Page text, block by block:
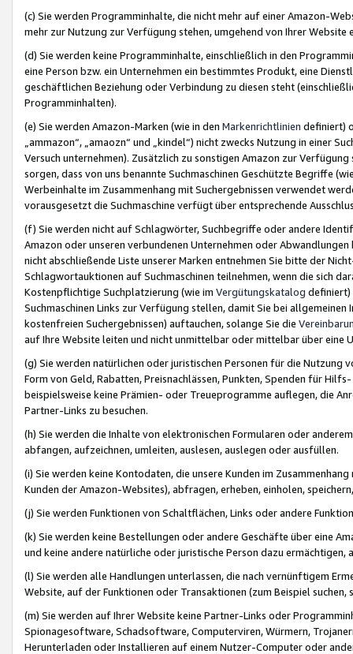
(c) Sie werden Programminhalte, die nicht mehr auf einer Amazon-
mehr zur Nutzung zur Verfügung stehen, umgehend von Ihrer
(d) Sie werden keine Programminhalte, einschließlich in den
eine Person bzw. ein Unternehmen ein bestimmtes Produkt, eine
geschäftlichen Beziehung oder Verbindung zu diesen steht
Programminhalten).
(e) Sie werden Amazon-Marken (wie in den Markenrichtlinien definiert)
„ammazon“, „amaozn“ und „kindel“) nicht zwecks Nutzung in einer
Versuch unternehmen). Zusätzlich zu sonstigen Amazon zur
sorgen, dass von uns benannte Suchmaschinen Geschützte Begriffe
Werbeinhalte im Zusammenhang mit Suchergebnissen verwendet
vorausgesetzt die Suchmaschine verfügt über entsprechende
(f) Sie werden nicht auf Schlagwörter, Suchbegriffe oder andere
Amazon oder unseren verbundenen Unternehmen oder
nicht abschließende Liste unserer Marken entnehmen Sie bitte der
Schlagwortauktionen auf Suchmaschinen teilnehmen, wenn die sich
Kostenpflichtige Suchplatzierung (wie im Vergütungskatalog definiert)
Suchmaschinen Links zur Verfügung stellen, damit Sie bei
kostenfreien Suchergebnissen) auftauchen, solange Sie die
auf Ihre Website leiten und nicht unmittelbar oder mittelbar über eine
(g) Sie werden natürlichen oder juristischen Personen für die Nutzung
Form von Geld, Rabatten, Preisnachlässen, Punkten, Spenden für
beispielsweise keine Prämien- oder Treueprogramme auflegen, die
Partner-Links zu besuchen.
(h) Sie werden die Inhalte von elektronischen Formularen oder
abfangen, aufzeichnen, umleiten, auslesen, auslegen oder ausfüllen.
(i) Sie werden keine Kontodaten, die unsere Kunden im
Kunden der Amazon-Websites), abfragen, erheben, einholen,
(j) Sie werden Funktionen von Schaltflächen, Links oder andere
(k) Sie werden keine Bestellungen oder andere Geschäfte über eine
und keine andere natürliche oder juristische Person dazu
(l) Sie werden alle Handlungen unterlassen, die nach vernünftigem
Website, auf der Funktionen oder Transaktionen (zum Beispiel
(m) Sie werden auf Ihrer Website keine Partner-Links oder
Spionagesoftware, Schadsoftware, Computerviren, Würmern,
Herunterladen oder Installieren auf einem Nutzer-Computer oder